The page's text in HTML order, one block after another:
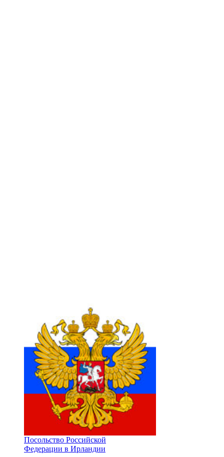
Посольство Российской
Федерации в Ирландии